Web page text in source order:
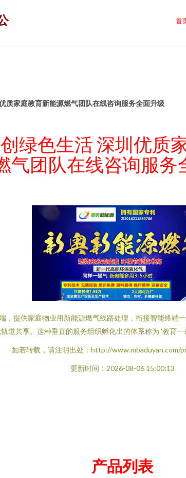
首
质家庭教育新能源燃气团队在线咨询服务全面升级
绿色生活 深圳优质
气团队在线咨询服务
提供家庭物业用新能源燃气线路处理，衔接智能终端
道共享。这种垂直的服务组织孵化出的体系称为 '教育
如若转载，请注明出处：http://www.mbaduyan.com/
更新时间：2026-08-06 15:00:13
产品列表